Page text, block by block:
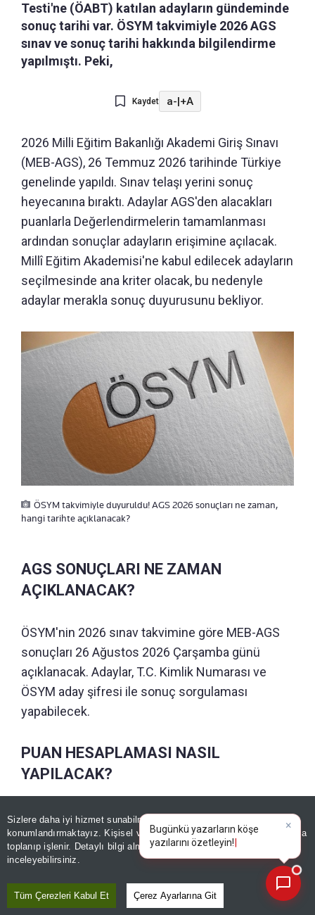
Sizlere daha iyi hizmet sunabilmek adına sitemizde
konumlandırmaktayız. Kişisel verileriniz, KVKK ve GDPR kapsamında
toplanıp işlenir. Detaylı bilgi almak içinAydınlatma Metnimizi
inceleyebilirsiniz.
Tüm Çerezleri Kabul Et Çerez Ayarlarına Git
Testi'ne (ÖABT) katılan adayların gündeminde
sonuç tarihi var. ÖSYM takvimiyle 2026 AGS
sınav ve sonuç tarihi hakkında bilgilendirme
yapılmıştı. Peki,
Kaydet a-|+A
2026 Milli Eğitim Bakanlığı Akademi Giriş Sınavı
(MEB-AGS), 26 Temmuz 2026 tarihinde Türkiye
genelinde yapıldı. Sınav telaşı yerini sonuç
heyecanına bıraktı. Adaylar AGS'den alacakları
puanlarla Değerlendirmelerin tamamlanması
ardından sonuçlar adayların erişimine açılacak.
Millî Eğitim Akademisi'ne kabul edilecek adayların
seçilmesinde ana kriter olacak, bu nedenyle
adaylar merakla sonuç duyurusunu bekliyor.
ÖSYM takvimiyle duyuruldu! AGS 2026 sonuçları ne zaman,
hangi tarihte açıklanacak?
AGS SONUÇLARI NE ZAMAN
AÇIKLANACAK?
ÖSYM'nin 2026 sınav takvimine göre MEB-AGS
sonuçları 26 Ağustos 2026 Çarşamba günü
açıklanacak. Adaylar, T.C. Kimlik Numarası ve
ÖSYM aday şifresi ile sonuç sorgulaması
yapabilecek.
PUAN HESAPLAMASI NASIL
YAPILACAK?
Sonuç belgesinde adayların testlere ait doğru-
yanlış sayıları, puan bilgileri ve başarı durumları
yer alacak. Sonuçların açıklanmasının ardından
ayrıca fiziki belge gönderilmeyecek, tüm işlemler
elektronik ortam üzerinden gerçekleştirilecek.
Bugünkü yazarların köşe